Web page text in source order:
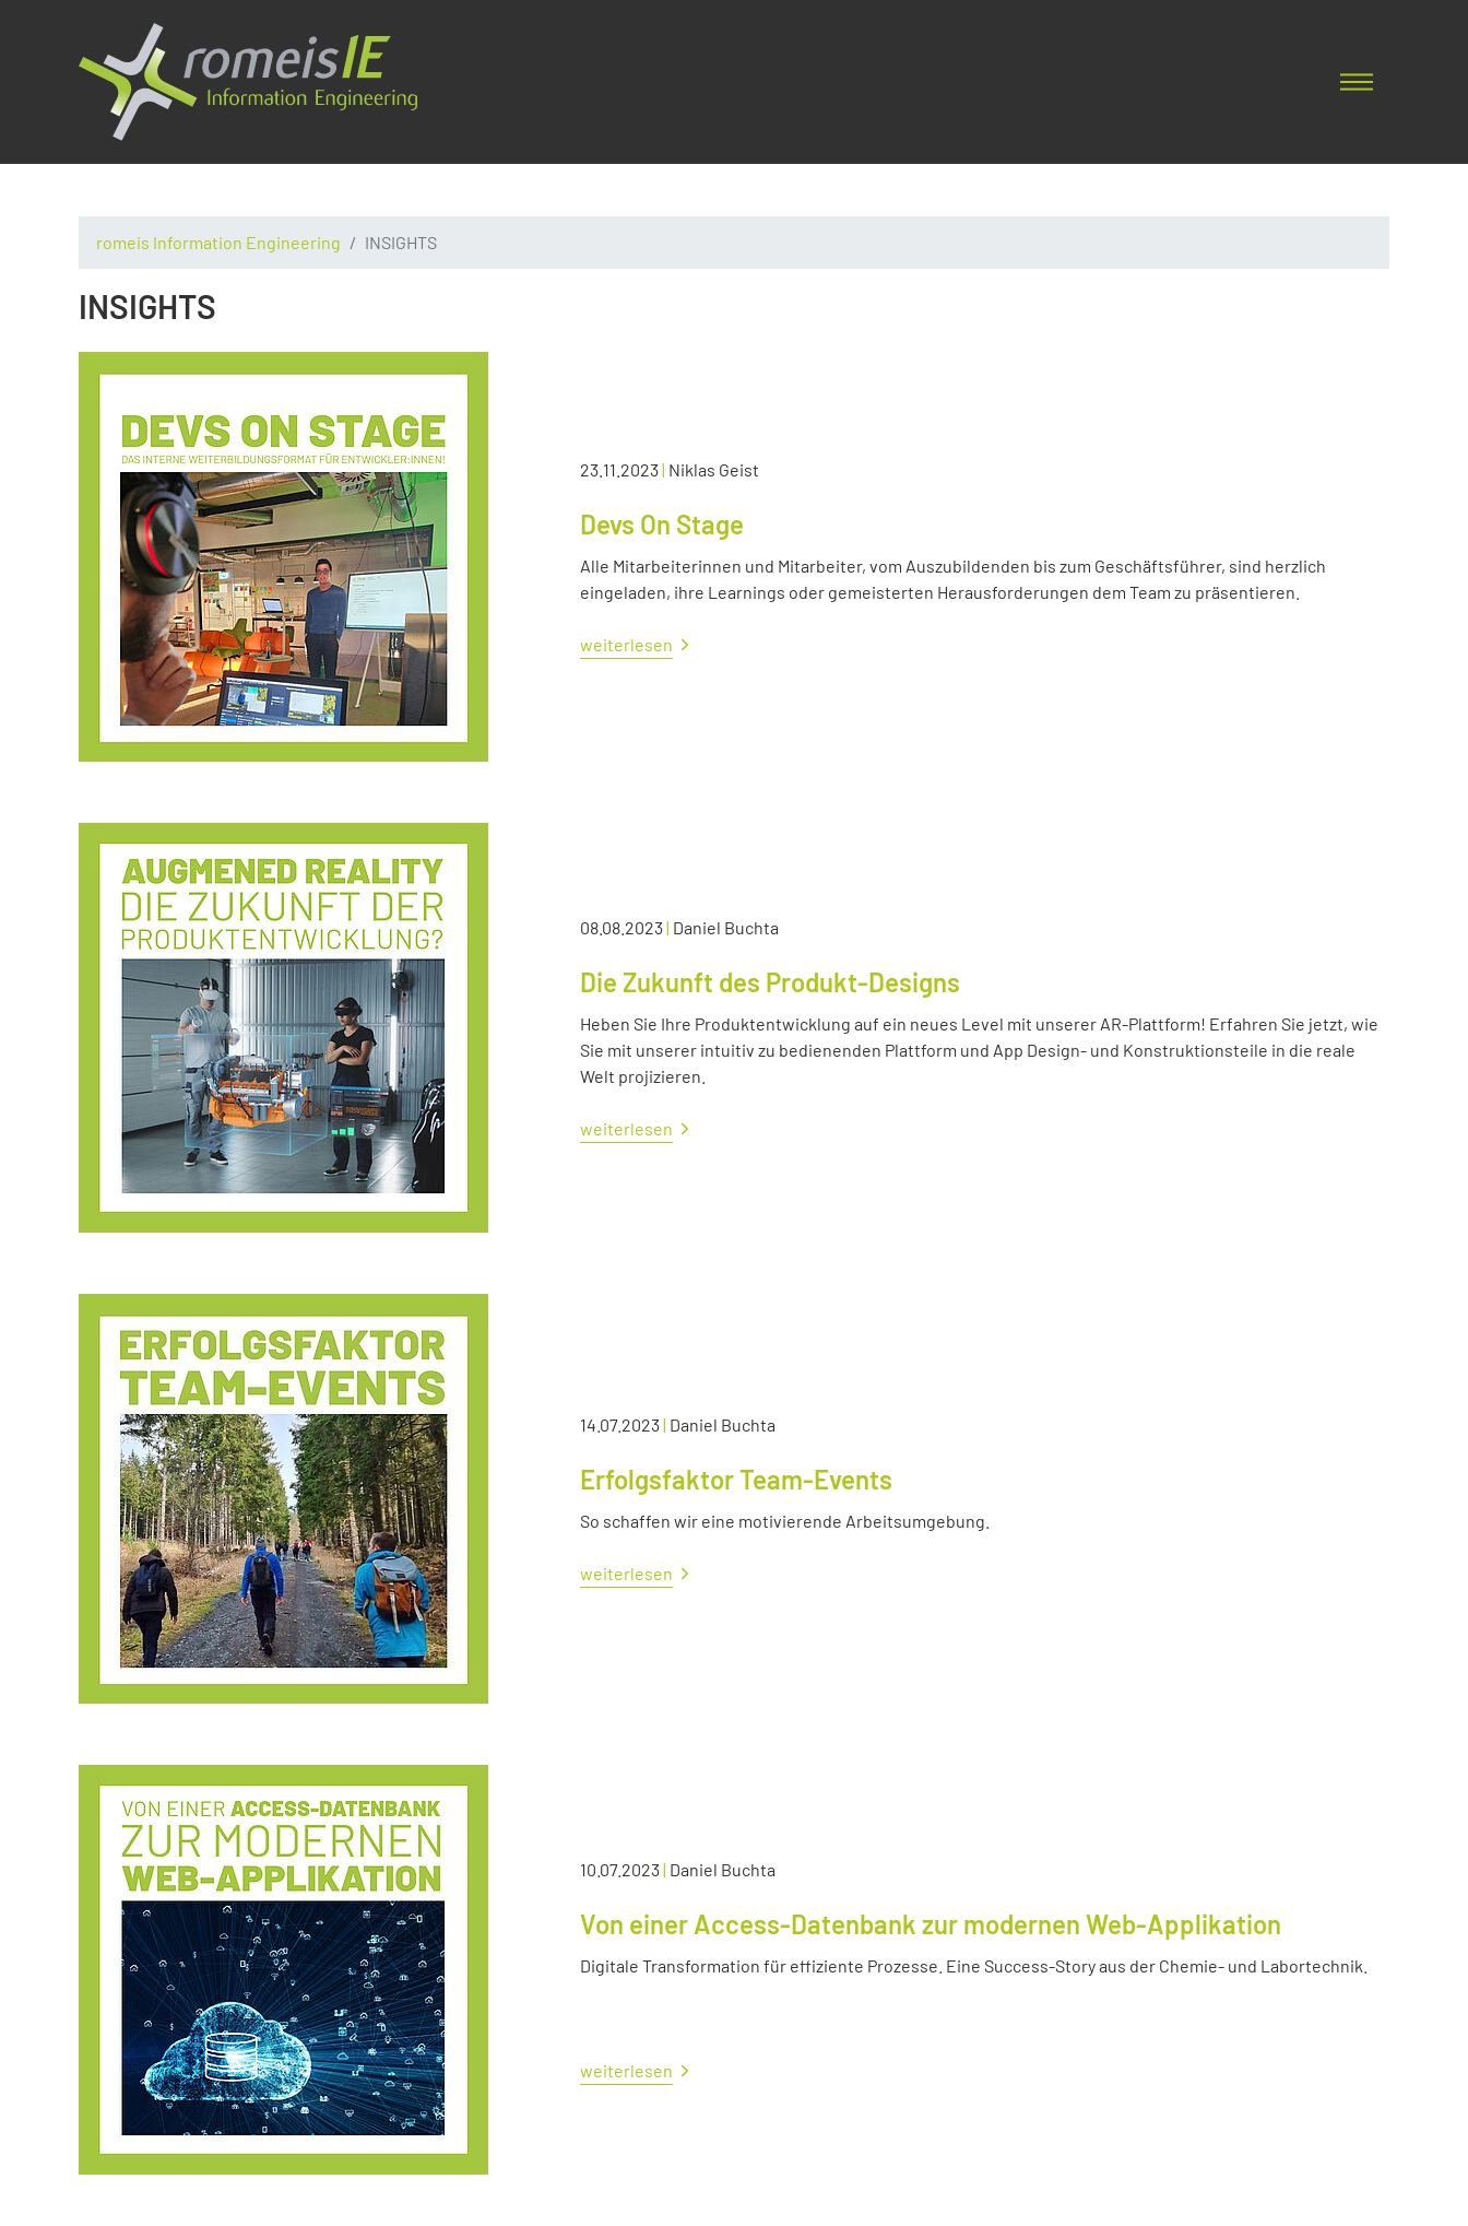
romeis Information Engineering INSIGHTS
INSIGHTS
23.11.2023| Niklas Geist
Devs On Stage
Alle Mitarbeiterinnen und Mitarbeiter, vom Auszubildenden bis zum Geschäftsführer, sind herzlich
eingeladen, ihre Learnings oder gemeisterten Herausforderungen dem Team zu präsentieren.
weiterlesen
08.08.2023| Daniel Buchta
Die Zukunft des Produkt-Designs
Heben Sie Ihre Produktentwicklung auf ein neues Level mit unserer AR-Plattform! Erfahren Sie jetzt, wie
Sie mit unserer intuitiv zu bedienenden Plattform und App Design- und Konstruktionsteile in die reale
Welt projizieren.
weiterlesen
14.07.2023| Daniel Buchta
Erfolgsfaktor Team-Events
So schaffen wir eine motivierende Arbeitsumgebung.
weiterlesen
10.07.2023| Daniel Buchta
Von einer Access-Datenbank zur modernen Web-Applikation
Digitale Transformation für effiziente Prozesse. Eine Success-Story aus der Chemie- und Labortechnik.
weiterlesen